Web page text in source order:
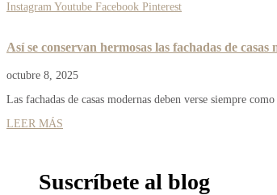
Instagram Youtube Facebook Pinterest
Así se conservan hermosas las fachadas de casas
octubre 8, 2025
Las fachadas de casas modernas deben verse siempre
LEER MÁS
Suscríbete al blog